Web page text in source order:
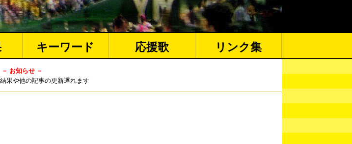
キーワード 応援歌 リンク集
－ お知らせ －
果や他の記事の更新遅れます